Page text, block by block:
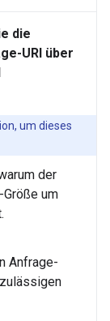
die
URI über
um dieses
der
um
Anfrage-